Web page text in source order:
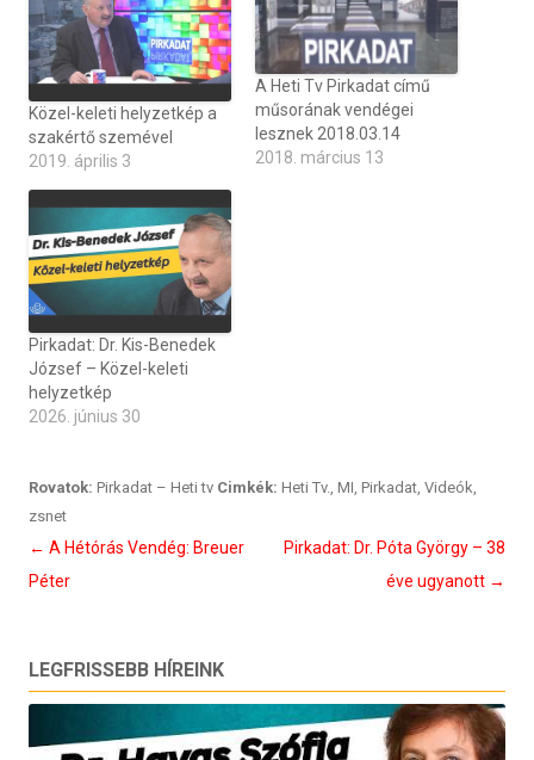
Közel-keleti helyzetkép a
szakértő szemével
2019. április 3
A Heti Tv Pirkadat című
műsorának vendégei
lesznek 2018.03.14
2018. március 13
Pirkadat: Dr. Kis-Benedek
József – Közel-keleti
helyzetkép
2026. június 30
Rovatok: Pirkadat – Heti tv Cimkék: Heti Tv., MI, Pirkadat, Videók,
zsnet
Bejegyzés
navigáció
← A Hétórás Vendég: Breuer
Péter
Pirkadat: Dr. Póta György – 38
éve ugyanott →
LEGFRISSEBB HÍREINK